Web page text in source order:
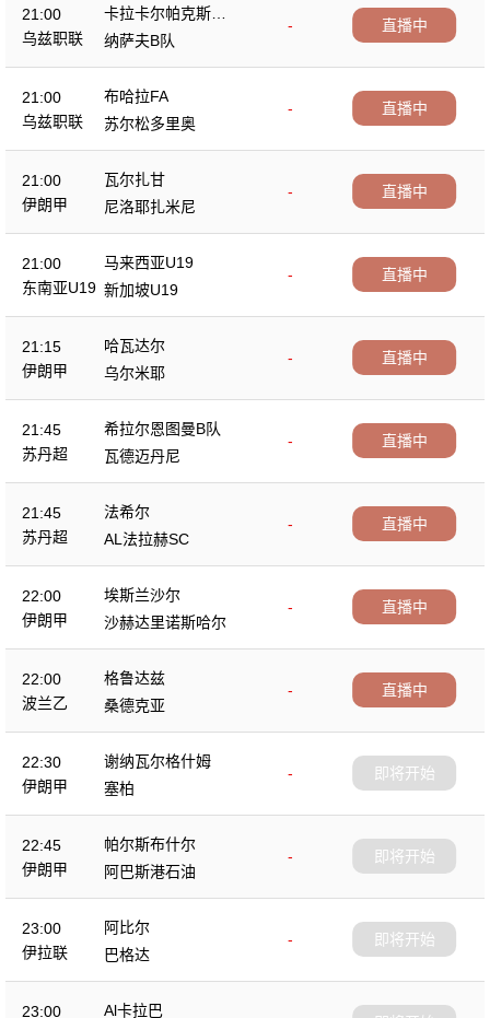
21:00
乌兹职联
卡拉卡尔帕克斯坦F
A
-
纳萨夫B队
直播中
21:00
乌兹职联
布哈拉FA
-
苏尔松多里奥
直播中
21:00
伊朗甲
瓦尔扎甘
-
尼洛耶扎米尼
直播中
21:00
东南亚U19
马来西亚U19
-
新加坡U19
直播中
21:15
伊朗甲
哈瓦达尔
-
乌尔米耶
直播中
21:45
苏丹超
希拉尔恩图曼B队
-
瓦德迈丹尼
直播中
21:45
苏丹超
法希尔
-
AL法拉赫SC
直播中
22:00
伊朗甲
埃斯兰沙尔
-
沙赫达里诺斯哈尔
直播中
22:00
波兰乙
格鲁达兹
-
桑德克亚
直播中
22:30
伊朗甲
谢纳瓦尔格什姆
-
塞柏
即将开始
22:45
伊朗甲
帕尔斯布什尔
-
阿巴斯港石油
即将开始
23:00
伊拉联
阿比尔
-
巴格达
即将开始
23:00
Al卡拉巴